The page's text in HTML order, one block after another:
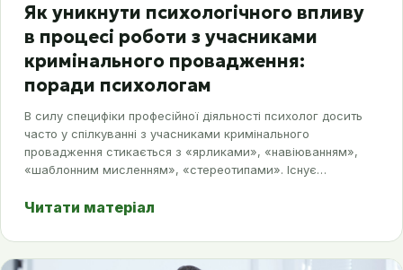
Як уникнути психологічного впливу
в процесі роботи з учасниками
кримінального провадження:
поради психологам
В силу специфіки професійної діяльності психолог досить
часто у спілкуванні з учасниками кримінального
провадження стикається з «ярликами», «навіюванням»,
«шаблонним мисленням», «стереотипами». Існує…
Читати матеріал